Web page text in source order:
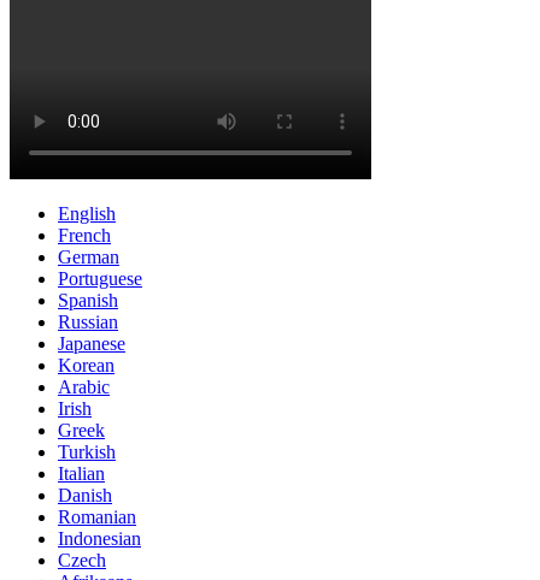
English
French
German
Portuguese
Spanish
Russian
Japanese
Korean
Arabic
Irish
Greek
Turkish
Italian
Danish
Romanian
Indonesian
Czech